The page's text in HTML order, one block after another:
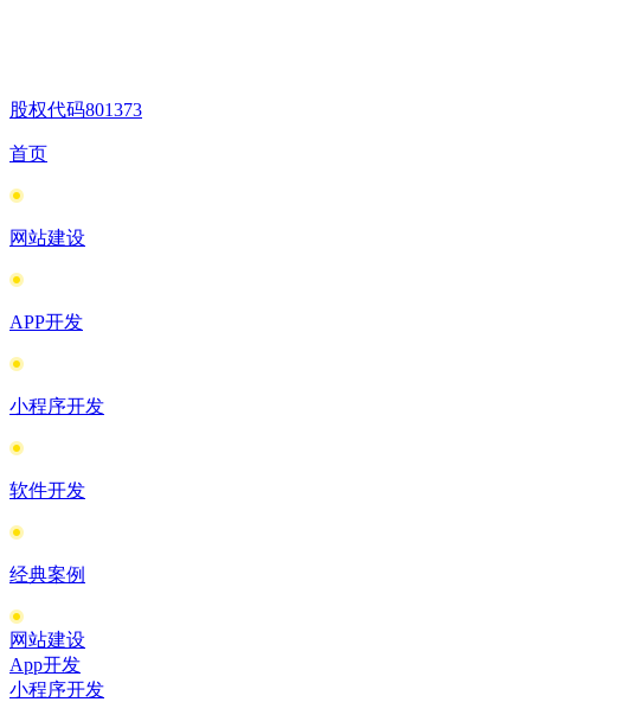
股权代码801373
首页
网站建设
APP开发
小程序开发
软件开发
经典案例
网站建设
App开发
小程序开发